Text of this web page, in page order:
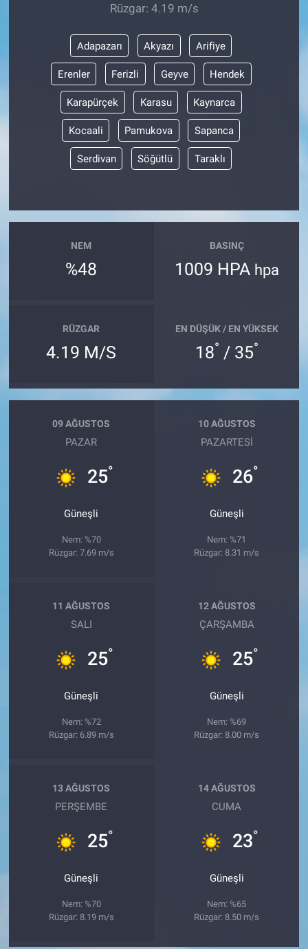
Rüzgar: 4.19 m/s
Adapazarı Akyazı Arifiye
Erenler Ferizli Geyve Hendek
Karapürçek Karasu Kaynarca
Kocaali Pamukova Sapanca
Serdivan Söğütlü Taraklı
NEM
%48
BASINÇ
1009 HPA hpa
RÜZGAR
4.19 M/S
EN DÜŞÜK / EN YÜKSEK
18° / 35°
09 AĞUSTOS
PAZAR
25°
Güneşli
Nem: %70
Rüzgar: 7.69 m/s
10 AĞUSTOS
PAZARTESI
26°
Güneşli
Nem: %71
Rüzgar: 8.31 m/s
11 AĞUSTOS
SALI
25°
Güneşli
Nem: %72
Rüzgar: 6.89 m/s
12 AĞUSTOS
ÇARŞAMBA
25°
Güneşli
Nem: %69
Rüzgar: 8.00 m/s
13 AĞUSTOS
PERŞEMBE
25°
Güneşli
Nem: %70
Rüzgar: 8.19 m/s
14 AĞUSTOS
CUMA
23°
Güneşli
Nem: %65
Rüzgar: 8.50 m/s